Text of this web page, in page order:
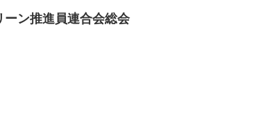
ーン推進員連合会総会